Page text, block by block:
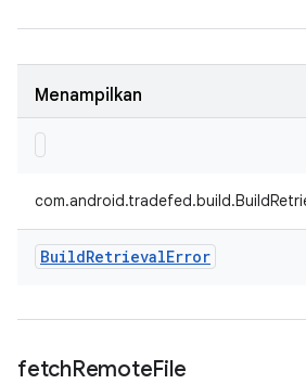
Menampilkan
BuildRetrievalError
fetchRemoteFile